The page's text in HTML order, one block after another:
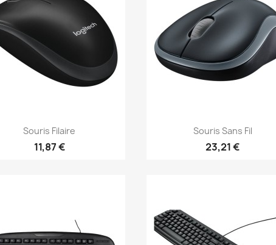
Aperçu rapide
Souris Filaire
11,87 €
Aperçu rapide
Souris Sans Fil
23,21 €